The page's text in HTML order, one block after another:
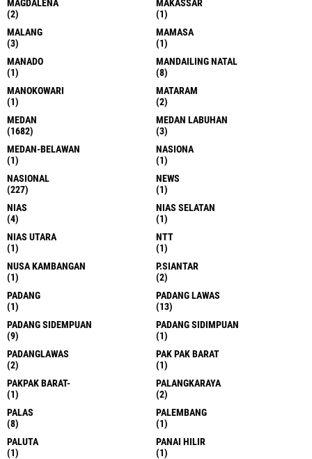
MAGDALENA
(2)
MAKASSAR
(1)
MALANG
(3)
MAMASA
(1)
MANADO
(1)
MANDAILING NATAL
(8)
MANOKOWARI
(1)
MATARAM
(2)
MEDAN
(1682)
MEDAN LABUHAN
(3)
MEDAN-BELAWAN
(1)
NASIONA
(1)
NASIONAL
(227)
NEWS
(1)
NIAS
(4)
NIAS SELATAN
(1)
NIAS UTARA
(1)
NTT
(1)
NUSA KAMBANGAN
(1)
P.SIANTAR
(2)
PADANG
(1)
PADANG LAWAS
(13)
PADANG SIDEMPUAN
(9)
PADANG SIDIMPUAN
(1)
PADANGLAWAS
(2)
PAK PAK BARAT
(1)
PAKPAK BARAT-
(1)
PALANGKARAYA
(2)
PALAS
(8)
PALEMBANG
(1)
PALUTA
(1)
PANAI HILIR
(1)